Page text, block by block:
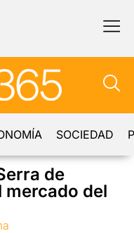
SOCIEDAD
de
mercado del